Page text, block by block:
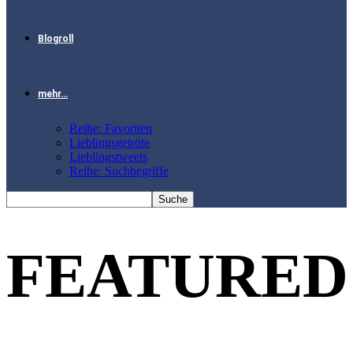
Blogroll
mehr…
Reihe: Favoriten
Lieblingsgetröte
Lieblingstweets
Reihe: Suchbegriffe
FEATURED